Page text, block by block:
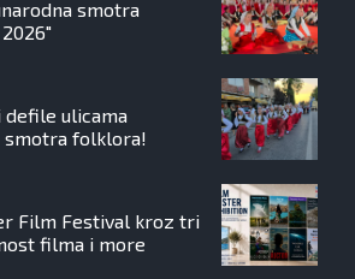
smotra
defile ulicama
smotra folklora!
Film Festival kroz tri
filma i more